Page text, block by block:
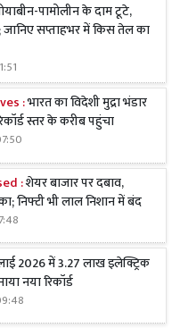
पामोलीन के दाम टूटे,
सप्ताहभर में किस तेल का
:भारत का विदेशी मुद्रा भंडार
स्तर के करीब पहुंचा
:शेयर बाजार पर दबाव,
भी लाल निशान में बंद
2026 में 3.27 लाख इलेक्ट्रिक
नया रिकॉर्ड